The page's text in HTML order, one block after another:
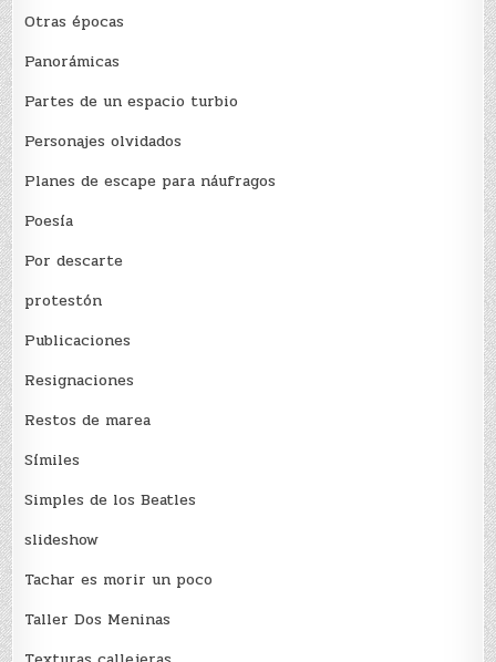
Otras épocas
Panorámicas
Partes de un espacio turbio
Personajes olvidados
Planes de escape para náufragos
Poesía
Por descarte
protestón
Publicaciones
Resignaciones
Restos de marea
Sí­miles
Simples de los Beatles
slideshow
Tachar es morir un poco
Taller Dos Meninas